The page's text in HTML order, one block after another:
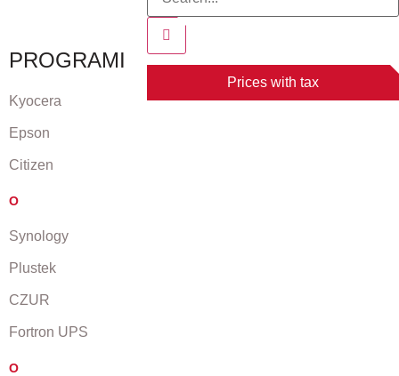
Prices with tax
PROGRAMI
Kyocera
Epson
Citizen
O
Synology
Plustek
CZUR
Fortron UPS
O